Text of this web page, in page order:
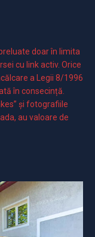
doar în limita
cu link activ. Orice
a Legii 8/1996
în consecință.
și fotografiile
au valoare de